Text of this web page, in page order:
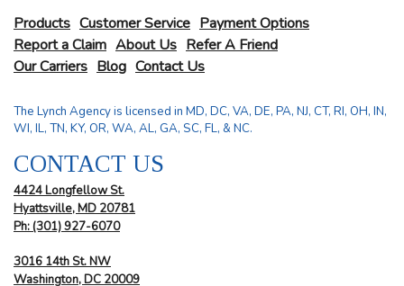
Products Customer Service Payment Options
Report a Claim About Us Refer A Friend
Our Carriers Blog Contact Us
The Lynch Agency is licensed in MD, DC, VA, DE, PA, NJ, CT, RI, OH, IN,
WI, IL, TN, KY, OR, WA, AL, GA, SC, FL, & NC.
CONTACT US
4424 Longfellow St.
Hyattsville, MD 20781
Ph: (301) 927-6070
3016 14th St. NW
Washington, DC 20009